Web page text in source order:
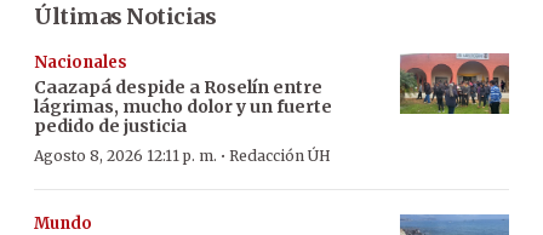
Últimas Noticias
Nacionales
Caazapá despide a Roselín entre
lágrimas, mucho dolor y un fuerte
pedido de justicia
Agosto 8, 2026 12:11 p. m. · Redacción ÚH
Mundo